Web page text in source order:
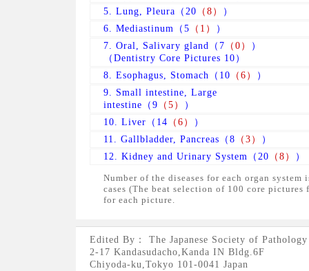
5. Lung, Pleura（20 （8）
）
6. Mediastinum（5 （1）
）
7. Oral, Salivary gland（7 （0）
）
（Dentistry Core Pictures 10）
8. Esophagus, Stomach（10 （6）
）
9. Small intestine, Large
intestine（9 （5）
）
10. Liver（14 （6）
）
11. Gallbladder, Pancreas（8 （3）
）
12. Kidney and Urinary System（20 （8） ）
Number of the diseases for each organ
cases (The beat selection of 100 core pictures
for each picture.
Edited By： The Japanese Society of Pathology
2-17 Kandasudacho,Kanda IN Bldg.6F
Chiyoda-ku,Tokyo 101-0041 Japan